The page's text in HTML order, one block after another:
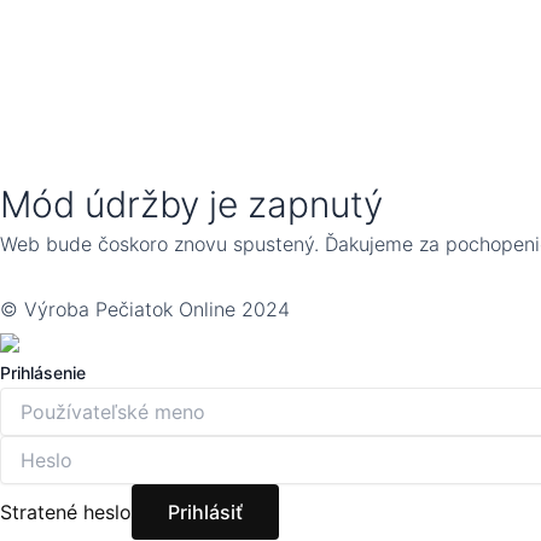
Mód údržby je zapnutý
Web bude čoskoro znovu spustený. Ďakujeme za
© Výroba Pečiatok Online 2024
Prihlásenie
Stratené heslo